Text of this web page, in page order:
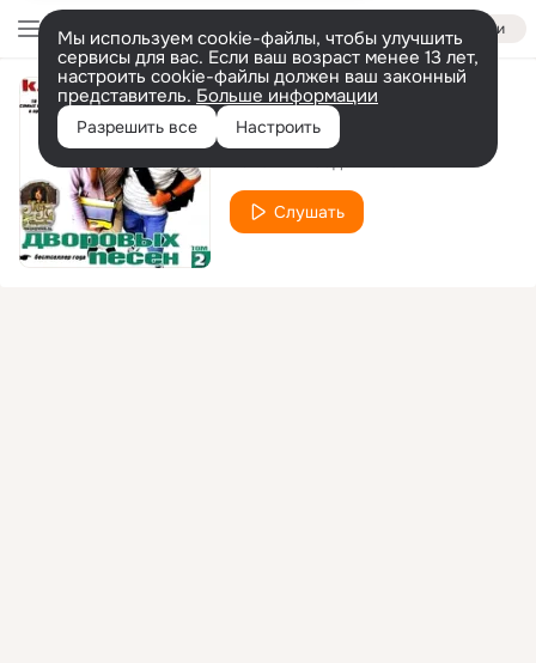
Войти
Мы используем cookie-файлы, чтобы улучшить
сервисы для вас. Если ваш возраст менее 13 лет,
настроить cookie-файлы должен ваш законный
представитель. Больше информации
Разрешить все Настроить
Одна из пятерых
Слушать